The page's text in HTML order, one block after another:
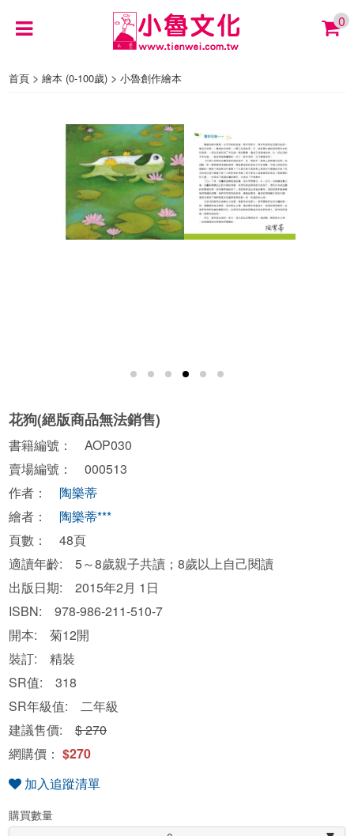
0
首頁 >繪本 (0-100歲) >小魯創作繪本
花狗(絕版商品無法銷售)
書籍編號： AOP030
賣場編號： 000513
作者： 陶樂蒂
繪者： 陶樂蒂***
頁數： 48頁
適讀年齡: 5～8歲親子共讀；8歲以上自己閱讀
出版日期: 2015年2月 1日
ISBN: 978-986-211-510-7
開本: 菊12開
裝訂: 精裝
SR值: 318
SR年級值: 二年級
建議售價:$ 270
網購價：$270
加入追蹤清單
購買數量